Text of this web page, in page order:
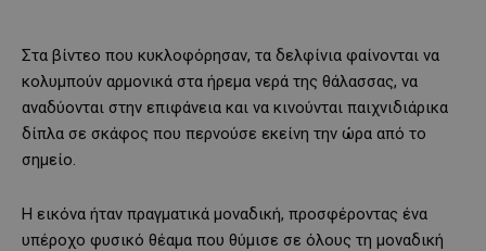
Στα βίντεο που κυκλοφόρησαν, τα δελφίνια φαίνονται να
κολυμπούν αρμονικά στα ήρεμα νερά της θάλασσας, να
αναδύονται στην επιφάνεια και να κινούνται παιχνιδιάρικα
δίπλα σε σκάφος που περνούσε εκείνη την ώρα από το
σημείο.
Η εικόνα ήταν πραγματικά μοναδική, προσφέροντας ένα
υπέροχο φυσικό θέαμα που θύμισε σε όλους τη μοναδική